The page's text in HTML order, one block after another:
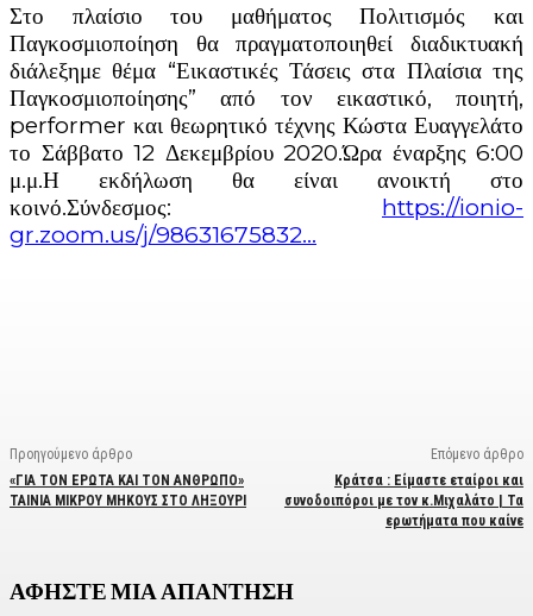
Στο πλαίσιο του μαθήματος Πολιτισμός και
Παγκοσμιοποίηση θα πραγματοποιηθεί διαδικτυακή
διάλεξημε θέμα “Εικαστικές Τάσεις στα Πλαίσια της
Παγκοσμιοποίησης” από τον εικαστικό, ποιητή,
performer και θεωρητικό τέχνης Κώστα Ευαγγελάτο
το Σάββατο 12 Δεκεμβρίου 2020.Ώρα έναρξης 6:00
μ.μ.Η εκδήλωση θα είναι ανοικτή στο
κοινό.Σύνδεσμος: https://ionio-
gr.zoom.us/j/98631675832…
Προηγούμενο άρθρο
«ΓΙΑ ΤΟΝ ΕΡΩΤΑ ΚΑΙ ΤΟΝ ΑΝΘΡΩΠΟ»
ΤΑΙΝΙΑ ΜΙΚΡΟΥ ΜΗΚΟΥΣ ΣΤΟ ΛΗΞΟΥΡΙ
Επόμενο άρθρο
Κράτσα : Είμαστε εταίροι και
συνοδοιπόροι με τον κ.Μιχαλάτο | Τα
ερωτήματα που καίνε
ΑΦΗΣΤΕ ΜΙΑ ΑΠΑΝΤΗΣΗ